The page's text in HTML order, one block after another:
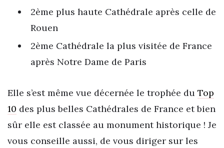
2ème plus haute Cathédrale après celle de
Rouen
2ème Cathédrale la plus visitée de France
après Notre Dame de Paris
Elle s’est même vue décernée le trophée du Top
10 des plus belles Cathédrales de France et bien
sûr elle est classée au monument historique ! Je
vous conseille aussi, de vous diriger sur les